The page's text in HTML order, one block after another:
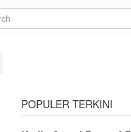
POPULER TERKINI